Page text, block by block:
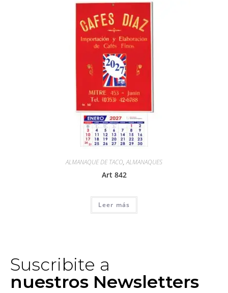
ALMANAQUE DE TACO,ALMANAQUES
Art 842
Leer más
Suscribite a
nuestros Newsletters